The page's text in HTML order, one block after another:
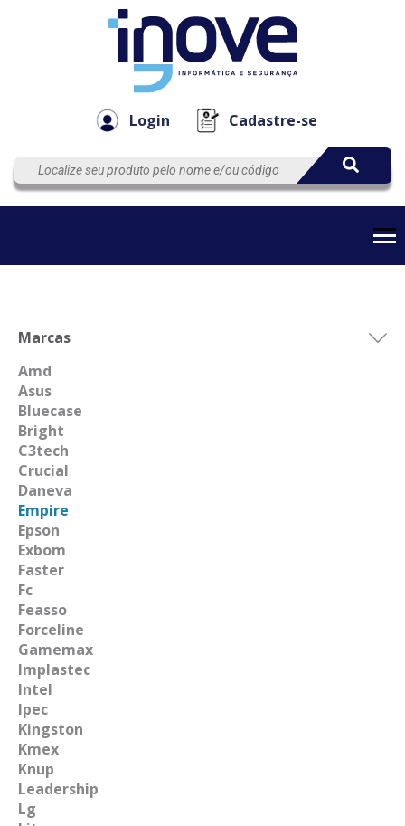
Login Cadastre-se
EmpresaAutomação
Marcas
Amd
Asus
Bluecase
Bright
C3tech
Crucial
Daneva
Empire
Epson
Exbom
Faster
Fc
Feasso
Forceline
Gamemax
Implastec
Intel
Ipec
Kingston
Kmex
Knup
Leadership
Lg